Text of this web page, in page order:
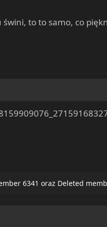
świni, to to samo, co
6341 oraz Deleted